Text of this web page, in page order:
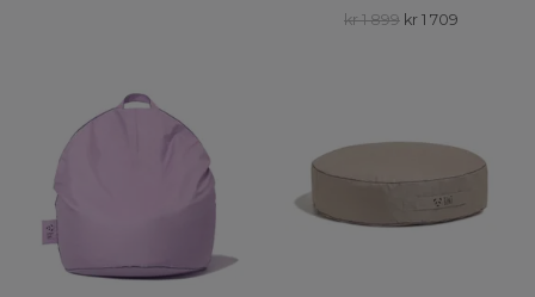
kr 1 899 kr 1 709